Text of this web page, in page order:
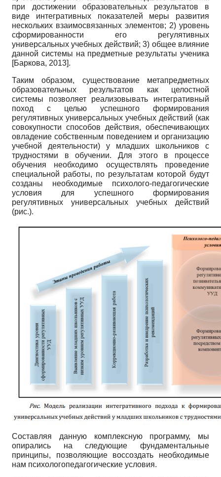
при достижении образовательных результатов в
виде интегративных показателей меры развития
нескольких взаимосвязанных элементов; 2) уровень
сформированности его регулятивных
универсальных учебных действий; 3) общее влияние
данной системы на предметные результаты ученика
[Баркова, 2013].
Таким образом, существование метапредметных
образовательных результатов как целостной
системы позволяет реализовывать интегративный
поход с целью успешного формирования
регулятивных универсальных учебных действий (как
совокупности способов действия, обеспечивающих
овладение собственным поведением и организацию
учебной деятельности) у младших школьников с
трудностями в обучении. Для этого в процессе
обучения необходимо осуществлять проведение
специальной работы, по результатам которой будут
созданы необходимые психолого-педагогические
условия для успешного формирования
регулятивных универсальных учебных действий
(рис.).
Составляя данную комплексную программу, мы
опирались на следующие фундаментальные
принципы, позволяющие воссоздать необходимые
нам психолого­педагогические условия.